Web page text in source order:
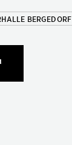
BERGEDORF
Kinder